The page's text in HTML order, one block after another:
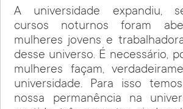
A universidade expandiu,
cursos noturnos foram
mulheres jovens e
desse universo. É necessário,
mulheres façam,
universidade. Para isso
nossa permanência na